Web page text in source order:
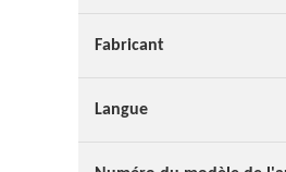
Fabricant
Langue